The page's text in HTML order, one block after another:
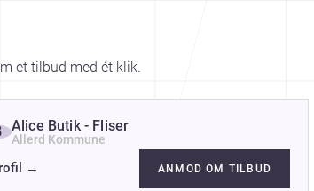
et tilbud med ét klik.
Alice Butik - Fliser
Allerd Kommune
→ ANMOD OM TILBUD